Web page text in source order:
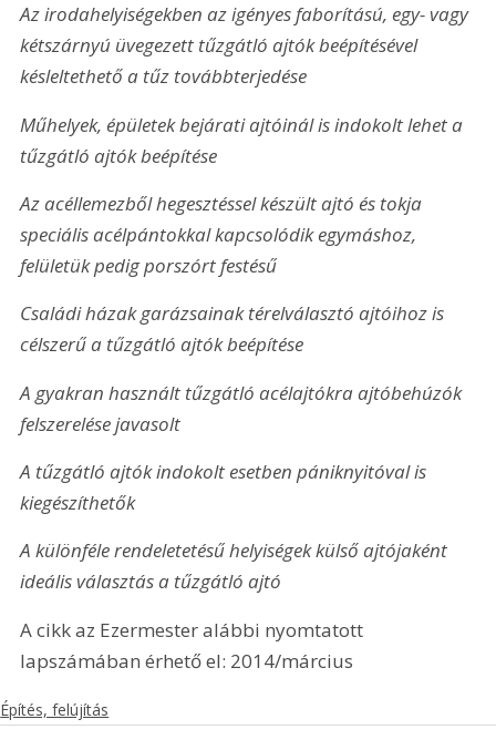
Az irodahelyiségekben az igényes faborítású, egy- vagy
kétszárnyú üvegezett tűzgátló ajtók beépítésével
késleltethető a tűz továbbterjedése
Műhelyek, épületek bejárati ajtóinál is indokolt lehet a
tűzgátló ajtók beépítése
Az acéllemezből hegesztéssel készült ajtó és tokja
speciális acélpántokkal kapcsolódik egymáshoz,
felületük pedig porszórt festésű
Családi házak garázsainak térelválasztó ajtóihoz is
célszerű a tűzgátló ajtók beépítése
A gyakran használt tűzgátló acélajtókra ajtóbehúzók
felszerelése javasolt
A tűzgátló ajtók indokolt esetben pániknyitóval is
kiegészíthetők
A különféle rendeletetésű helyiségek külső ajtójaként
ideális választás a tűzgátló ajtó
A cikk az Ezermester alábbi nyomtatott
lapszámában érhető el: 2014/március
Építés, felújítás